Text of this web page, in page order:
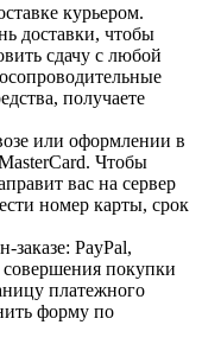
курьером.
доставки, чтобы
сдачу с любой
получаете
или оформлении в
Чтобы
вас на сервер
номер карты, срок
PayPal,
покупки
платежного
форму по